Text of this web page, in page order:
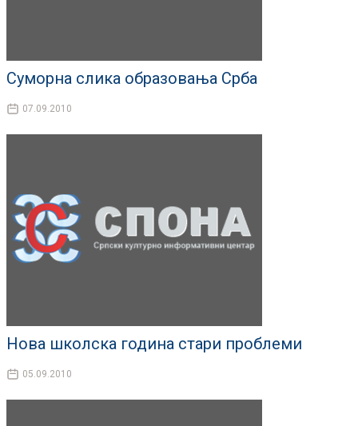
Суморна слика образовања Срба
07.09.2010
Нова школска година стари проблеми
05.09.2010